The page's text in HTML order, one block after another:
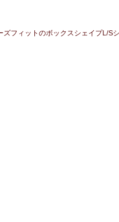
フィットのボックスシェイプL/S